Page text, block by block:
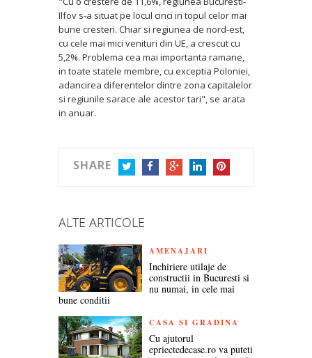
Ilfov s-a situat pe locul cinci in topul celor mai
bune cresteri. Chiar si regiunea de nord-est,
cu cele mai mici venituri din UE, a crescut cu
5,2%. Problema cea mai importanta ramane,
in toate statele membre, cu exceptia Poloniei,
adancirea diferentelor dintre zona capitalelor
si regiunile sarace ale acestor tari", se arata
in anuar.
SHARE
ALTE ARTICOLE
AMENAJARI
Inchiriere utilaje de
constructii in Bucuresti si
nu numai, in cele mai
bune conditii
CASA SI GRADINA
Cu ajutorul
epriectedecase.ro va puteti